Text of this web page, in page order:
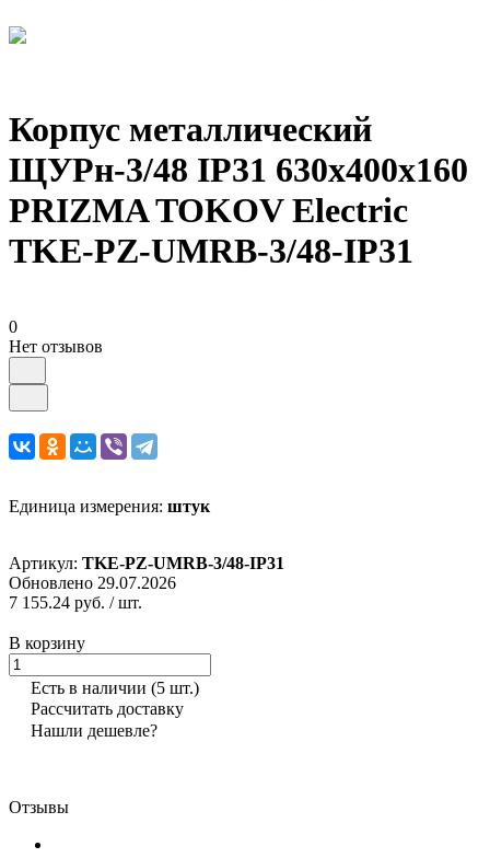
Корпус металлический
ЩУРн-3/48 IP31 630х400х160
PRIZMA TOKOV Electric
TKE-PZ-UMRB-3/48-IP31
0
Нет отзывов
Единица измерения: штук
Артикул: TKE-PZ-UMRB-3/48-IP31
Обновлено 29.07.2026
7 155.24 руб. / шт.
В корзину
Есть в наличии (5 шт.)
Рассчитать доставку
Нашли дешевле?
Отзывы